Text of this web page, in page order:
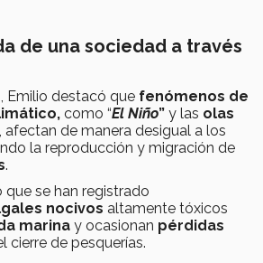
de una sociedad a través
Emilio destacó que fenómenos de
como “El Niño” y las olas
, afectan de manera desigual a los
la reproducción y migración de
.
se han registrado
nocivos altamente tóxicos
marina y ocasionan pérdidas
cierre de pesquerías.